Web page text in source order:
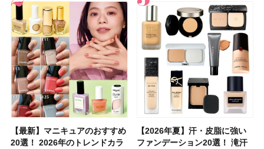
【最新】マニキュアのおすすめ
20選！ 2026年のトレンドカラ
【2026年夏】汗・皮脂に強い
ファンデーション20選！ 滝汗
【石井美保さん】おすすめの
「ブライトニング」11選！ ス
【クリスマスコフレ2026】ク
リニークのホリデーコフレを一
【最新】マニキュアのおすすめ
20選！ 2026年のトレンドカラ
【2026年夏】汗・皮脂に強い
ファンデーション20選！ 滝汗
【2026年】ボディ用日焼け止
めUVのおすすめ20選！ この夏
【2026夏】「リップケア」ラ
ンキングTOP5！＜美容マニア
【2026夏】「歯磨き粉・オー
ラルケア」ランキングTOP5！
【板野友美さんの美活】「最
近、下の歯の矯正を再開したん
【2026年夏】おすすめの髪型
36選！ショート・ボブ・ミディ
【2026年夏】小顔に見えるボ
ブの髪型37選！ レイヤー・切
【鈴木えみさんの愛用品30選】
コスメ・スキンケア・ヘアケア
【無印良品】スキンケア×衣料
素材の最強タッグで実現！ 着
【ルナソルアイシャドウ】アイ
カラーレーションN新色・限定
【セザンヌ】「ブライトカラー
シーラー」新色グリーンが8/7